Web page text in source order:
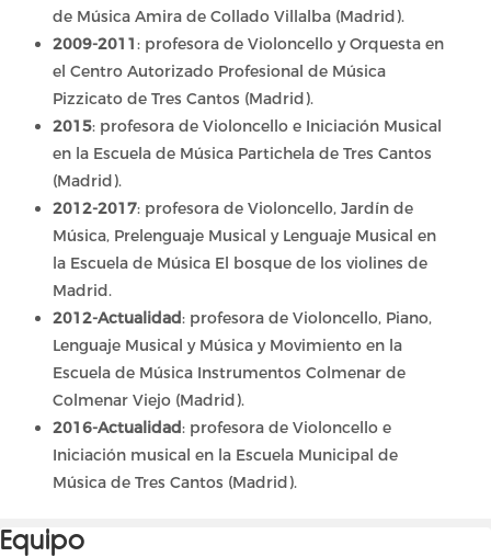
de Música Amira de Collado Villalba (Madrid).
2009-2011: profesora de Violoncello y Orquesta en
el Centro Autorizado Profesional de Música
Pizzicato de Tres Cantos (Madrid).
2015: profesora de Violoncello e Iniciación Musical
en la Escuela de Música Partichela de Tres Cantos
(Madrid).
2012-2017: profesora de Violoncello, Jardín de
Música, Prelenguaje Musical y Lenguaje Musical en
la Escuela de Música El bosque de los violines de
Madrid.
2012-Actualidad: profesora de Violoncello, Piano,
Lenguaje Musical y Música y Movimiento en la
Escuela de Música Instrumentos Colmenar de
Colmenar Viejo (Madrid).
2016-Actualidad: profesora de Violoncello e
Iniciación musical en la Escuela Municipal de
Música de Tres Cantos (Madrid).
Equipo